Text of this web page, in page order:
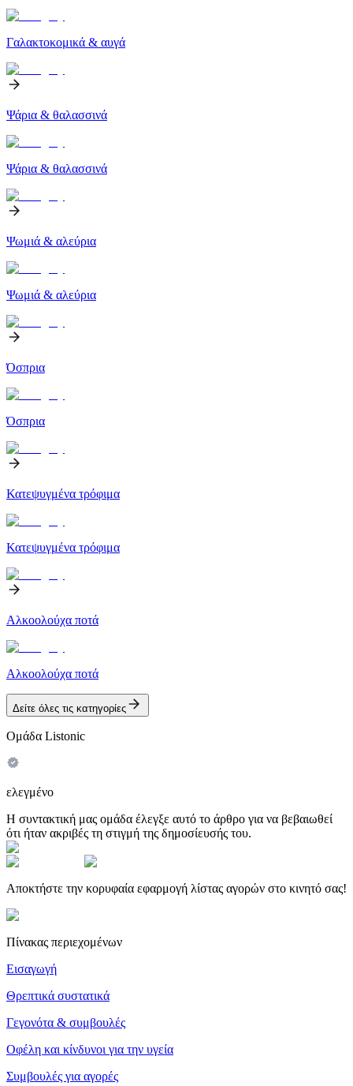
Γαλακτοκομικά & αυγά
Ψάρια & θαλασσινά
Ψάρια & θαλασσινά
Ψωμιά & αλεύρια
Ψωμιά & αλεύρια
Όσπρια
Όσπρια
Κατεψυγμένα τρόφιμα
Κατεψυγμένα τρόφιμα
Αλκοολούχα ποτά
Αλκοολούχα ποτά
Δείτε όλες τις κατηγορίες
Ομάδα Listonic
ελεγμένο
Η συντακτική μας ομάδα έλεγξε αυτό το άρθρο για να βεβαιωθεί
ότι ήταν ακριβές τη στιγμή της δημοσίευσής του.
Αποκτήστε την κορυφαία εφαρμογή λίστας αγορών στο κινητό σας!
Πίνακας περιεχομένων
Εισαγωγή
Θρεπτικά συστατικά
Γεγονότα & συμβουλές
Οφέλη και κίνδυνοι για την υγεία
Συμβουλές για αγορές